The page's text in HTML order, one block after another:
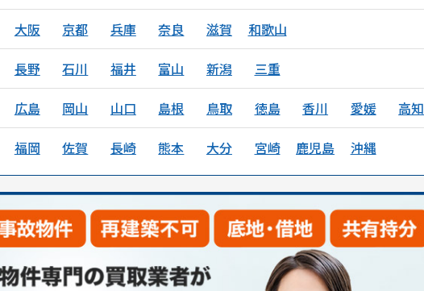
大阪 京都 兵庫 奈良 滋賀 和歌山
長野 石川 福井 富山 新潟 三重
広島 岡山 山口 島根 鳥取 徳島 香川 愛媛 高知
福岡 佐賀 長崎 熊本 大分 宮崎 鹿児島 沖縄